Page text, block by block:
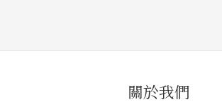
關於我們